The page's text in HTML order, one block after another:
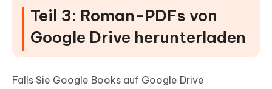
Teil 3: Roman-PDFs von
Google Drive herunterladen
Falls Sie Google Books auf Google Drive